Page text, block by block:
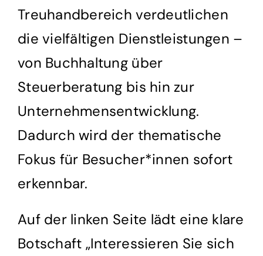
Treuhandbereich verdeutlichen
die vielfältigen Dienstleistungen –
von Buchhaltung über
Steuerberatung bis hin zur
Unternehmensentwicklung.
Dadurch wird der thematische
Fokus für Besucher*innen sofort
erkennbar.
Auf der linken Seite lädt eine klare
Botschaft „Interessieren Sie sich